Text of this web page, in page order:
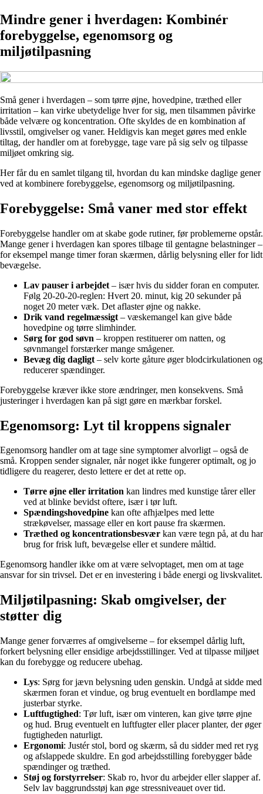
Mindre gener i hverdagen: Kombinér
forebyggelse, egenomsorg og
miljøtilpasning
Små gener i hverdagen – som tørre øjne, hovedpine, træthed eller
irritation – kan virke ubetydelige hver for sig, men tilsammen påvirke
både velvære og koncentration. Ofte skyldes de en kombination af
livsstil, omgivelser og vaner. Heldigvis kan meget gøres med enkle
tiltag, der handler om at forebygge, tage vare på sig selv og tilpasse
miljøet omkring sig.
Her får du en samlet tilgang til, hvordan du kan mindske daglige gener
ved at kombinere forebyggelse, egenomsorg og miljøtilpasning.
Forebyggelse: Små vaner med stor effekt
Forebyggelse handler om at skabe gode rutiner, før problemerne opstår.
Mange gener i hverdagen kan spores tilbage til gentagne belastninger –
for eksempel mange timer foran skærmen, dårlig belysning eller for lidt
bevægelse.
Lav pauser i arbejdet – især hvis du sidder foran en computer.
Følg 20-20-20-reglen: Hvert 20. minut, kig 20 sekunder på
noget 20 meter væk. Det aflaster øjne og nakke.
Drik vand regelmæssigt – væskemangel kan give både
hovedpine og tørre slimhinder.
Sørg for god søvn – kroppen restituerer om natten, og
søvnmangel forstærker mange smågener.
Bevæg dig dagligt – selv korte gåture øger blodcirkulationen og
reducerer spændinger.
Forebyggelse kræver ikke store ændringer, men konsekvens. Små
justeringer i hverdagen kan på sigt gøre en mærkbar forskel.
Egenomsorg: Lyt til kroppens signaler
Egenomsorg handler om at tage sine symptomer alvorligt – også de
små. Kroppen sender signaler, når noget ikke fungerer optimalt, og jo
tidligere du reagerer, desto lettere er det at rette op.
Tørre øjne eller irritation kan lindres med kunstige tårer eller
ved at blinke bevidst oftere, især i tør luft.
Spændingshovedpine kan ofte afhjælpes med lette
strækøvelser, massage eller en kort pause fra skærmen.
Træthed og koncentrationsbesvær kan være tegn på, at du har
brug for frisk luft, bevægelse eller et sundere måltid.
Egenomsorg handler ikke om at være selvoptaget, men om at tage
ansvar for sin trivsel. Det er en investering i både energi og livskvalitet.
Miljøtilpasning: Skab omgivelser, der
støtter dig
Mange gener forværres af omgivelserne – for eksempel dårlig luft,
forkert belysning eller ensidige arbejdsstillinger. Ved at tilpasse miljøet
kan du forebygge og reducere ubehag.
Lys: Sørg for jævn belysning uden genskin. Undgå at sidde med
skærmen foran et vindue, og brug eventuelt en bordlampe med
justerbar styrke.
Luftfugtighed: Tør luft, især om vinteren, kan give tørre øjne
og hud. Brug eventuelt en luftfugter eller placer planter, der øger
fugtigheden naturligt.
Ergonomi: Justér stol, bord og skærm, så du sidder med ret ryg
og afslappede skuldre. En god arbejdsstilling forebygger både
spændinger og træthed.
Støj og forstyrrelser: Skab ro, hvor du arbejder eller slapper af.
Selv lav baggrundsstøj kan øge stressniveauet over tid.